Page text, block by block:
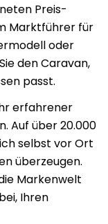
Preis-
Marktführer für
oder
den Caravan,
passt.
erfahrener
Auf über 20.000
selbst vor Ort
überzeugen.
Markenwelt
Ihren